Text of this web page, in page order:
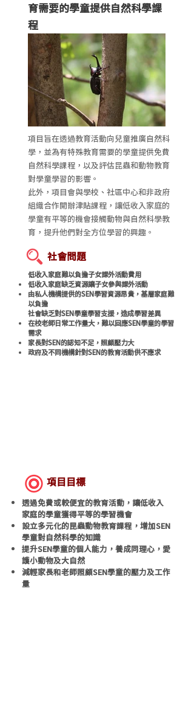
育需要的學童提供自然科學課
程
項目旨在透過教育活動向兒童推廣自然科
學，並為有特殊教育需要的學童提供免費
自然科學課程，以及評估昆蟲和動物教育
對學童學習的影響。
此外，項目會與學校、社區中心和非政府
組織合作開辦津貼課程，讓低收入家庭的
學童有平等的機會接觸動物與自然科學教
育，提升他們對全方位學習的興趣。
社會問題
低收入家庭難以負擔子女課外活動費用
低收入家庭缺乏資源讓子女參與課外活動
由私人機構提供的SEN學習資源昂貴，基層家庭難
以負擔
社會缺乏對SEN學童學習支援，造成學習差異
在校老師日常工作量大，難以回應SEN學童的學習
需求
家長對SEN的認知不足，照顧壓力大
政府及不同機構針對SEN的教育活動供不應求
項目目標
透過免費或較便宜的教育活動，讓低收入
家庭的學童獲得平等的學習機會
設立多元化的昆蟲動物教育課程，增加SEN
學童對自然科學的知識
提升SEN學童的個人能力，養成同理心，愛
護小動物及大自然
減輕家長和老師照顧SEN學童的壓力及工作
量